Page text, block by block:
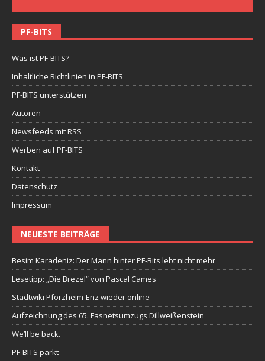
PF-BITS
Was ist PF-BITS?
Inhaltliche Richtlinien in PF-BITS
PF-BITS unterstützen
Autoren
Newsfeeds mit RSS
Werben auf PF-BITS
Kontakt
Datenschutz
Impressum
NEUESTE BEITRÄGE
Besim Karadeniz: Der Mann hinter PF-Bits lebt nicht mehr
Lesetipp: „Die Brezel“ von Pascal Cames
Stadtwiki Pforzheim-Enz wieder online
Aufzeichnung des 65. Fasnetsumzugs Dillweißenstein
We’ll be back.
PF-BITS parkt